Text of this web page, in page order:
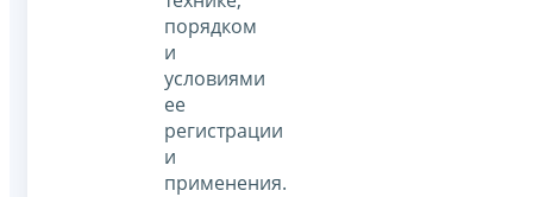
порядком
и
условиями
ее
регистрации
и
применения.